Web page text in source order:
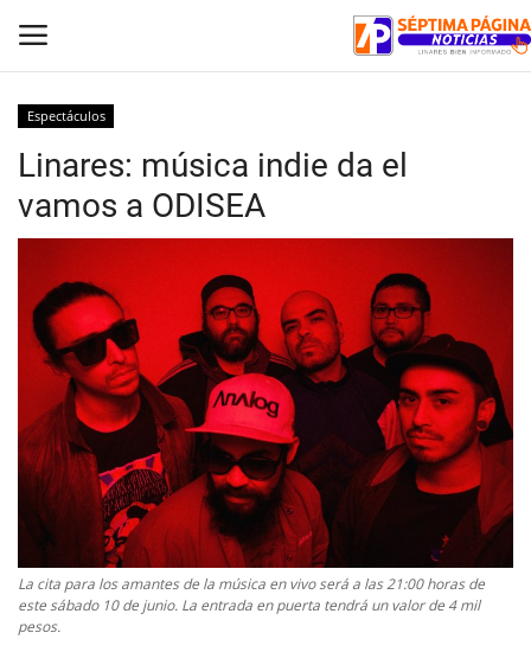
Inicio
Crónica
Policial
Tribunales
Deporte
Política
Espectáculos
Espectáculos
Linares: música indie da el
vamos a ODISEA
La cita para los amantes de la música en vivo será a las 21:00 horas de
este sábado 10 de junio. La entrada en puerta tendrá un valor de 4 mil
pesos.